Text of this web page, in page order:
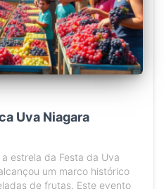
Uva Niagara
estrela da Festa da Uva
um marco histórico
de frutas. Este evento